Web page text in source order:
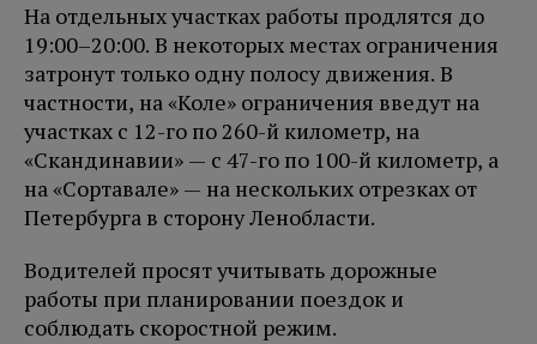
На отдельных участках работы продлятся до
19:00–20:00. В некоторых местах ограничения
затронут только одну полосу движения. В
частности, на «Коле» ограничения введут на
участках с 12-го по 260-й километр, на
«Скандинавии» — с 47-го по 100-й километр, а
на «Сортавале» — на нескольких отрезках от
Петербурга в сторону Ленобласти.
Водителей просят учитывать дорожные
работы при планировании поездок и
соблюдать скоростной режим.